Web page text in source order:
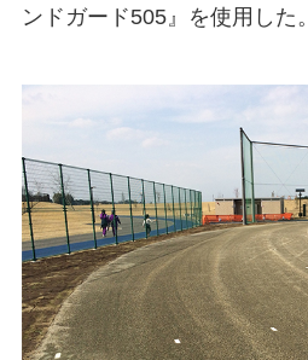
ンドガード505』を使用した。